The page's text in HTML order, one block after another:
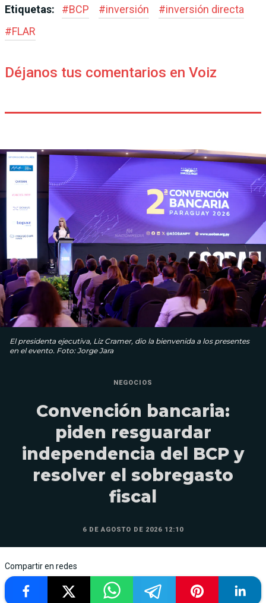
Etiquetas: #BCP #inversión #inversión directa
#FLAR
Déjanos tus comentarios en Voiz
El presidenta ejecutiva, Liz Cramer, dio la bienvenida a los presentes
en el evento. Foto: Jorge Jara
NEGOCIOS
Convención bancaria:
piden resguardar
independencia del BCP y
resolver el sobregasto
fiscal
6 DE AGOSTO DE 2026 12:10
Compartir en redes